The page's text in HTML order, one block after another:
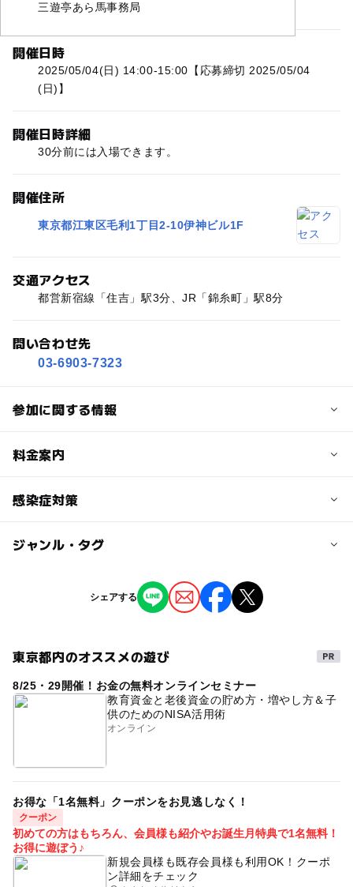
三遊亭あら馬事務局
開催日時
2025/05/04(日) 14:00-15:00【応募締切 2025/05/04
(日)】
開催日時詳細
30分前には入場できます。
開催住所
東京都江東区毛利1丁目2-10伊神ビル1F
交通アクセス
都営新宿線「住吉」駅3分、JR「錦糸町」駅8分
問い合わせ先
03-6903-7323
参加に関する情報
定員
3歳･4歳･5歳･6歳(幼児)
注意・制限事項
公演中、飲食可能。お持ち込み可能。りさカフェで飲み物
販売もあります。
このイベントの受付は終了しました。
料金案内
子供の料金
0歳からー中学生（0歳ー4歳までは大人の人とお越しくだ
1,000円
大人の料金詳細
感染症対策
入場者数を限定して、アルコール消毒をしています
ジャンル・タグ
芸術鑑賞・自然観賞
タグ
落語 0さいから みどりの日
伝統芸能体験
シェアする
東京都内のオススメの遊び
8/25・29開催！お金の無料オンラインセミナー
教育資金と老後資金の貯め方・増やし方＆子
供のためのNISA活用術
オンライン
お得な「1名無料」クーポンをお見逃しなく！
クーポン
初めての方はもちろん、会員様も紹介やお誕生月特典で1名無料！
お得に遊ぼう♪
新規会員様も既存会員様も利用OK！クーポ
ン詳細をチェック